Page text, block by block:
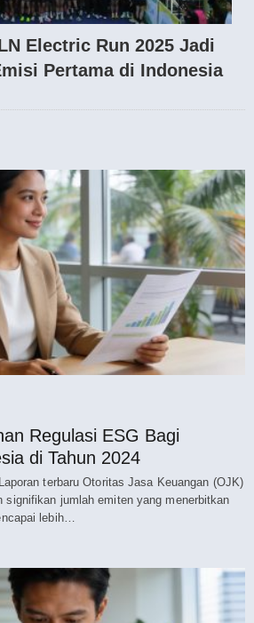
Electric Run 2025 Jadi
Pertama di Indonesia
Regulasi ESG Bagi
di Tahun 2024
terbaru Otoritas Jasa Keuangan (OJK)
signifikan jumlah emiten yang menerbitkan
lebih…